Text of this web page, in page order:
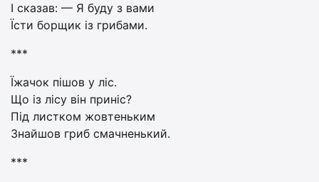
І сказав: — Я буду з вами
Їсти борщик із грибами.
***
Їжачок пішов у ліс.
Що із лісу він приніс?
Під листком жовтеньким
Знайшов гриб смачненький.
***